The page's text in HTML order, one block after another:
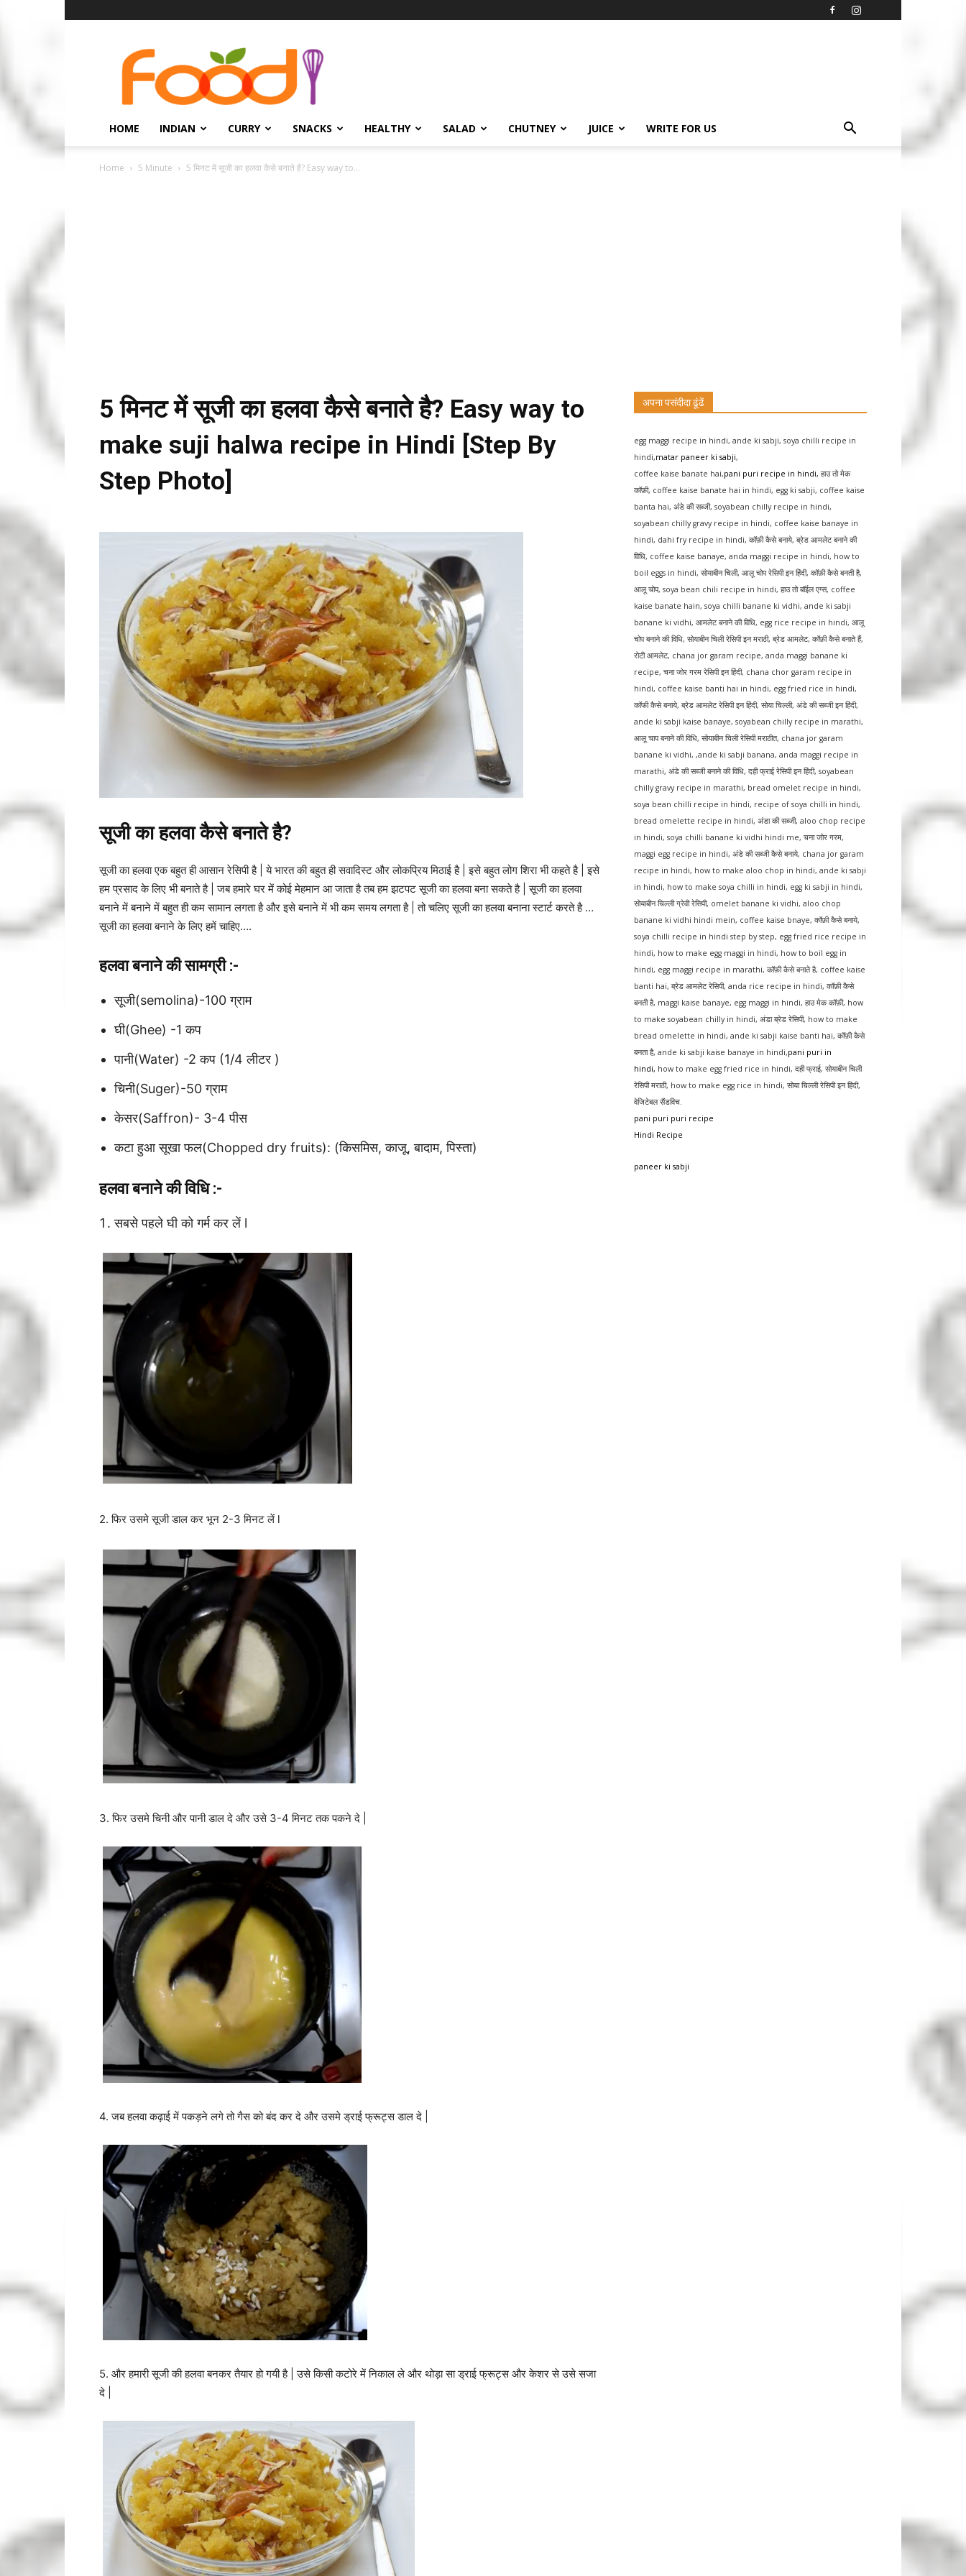
हिंदी
रेसिपी
HOME INDIAN CURRY SNACKS HEALTHY SALAD CHUTNEY JUICE WRITE FOR US
Home 5 Minute 5 मिनट में सूजी का हलवा कैसे बनाते है? Easy way to...
5 मिनट में सूजी का हलवा कैसे बनाते है? Easy way to
make suji halwa recipe in Hindi [Step By
Step Photo]
सूजी का हलवा कैसे बनाते है?
सूजी का हलवा एक बहुत ही आसान रेसिपी है | ये भारत की बहुत ही सवादिस्ट और लोकप्रिय मिठाई है | इसे बहुत लोग शिरा भी कहते है | इसे
हम प्रसाद के लिए भी बनाते है | जब हमारे घर में कोई मेहमान आ जाता है तब हम झटपट सूजी का हलवा बना सकते है | सूजी का हलवा
बनाने में बनाने में बहुत ही कम सामान लगता है और इसे बनाने में भी कम समय लगता है | तो चलिए सूजी का हलवा बनाना स्टार्ट करते है …
सूजी का हलवा बनाने के लिए हमें चाहिए….
हलवा बनाने की सामग्री :-
सूजी(semolina)-100 ग्राम
घी(Ghee) -1 कप
पानी(Water) -2 कप (1/4 लीटर )
चिनी(Suger)-50 ग्राम
केसर(Saffron)- 3-4 पीस
कटा हुआ सूखा फल(Chopped dry fruits): (किसमिस, काजू, बादाम, पिस्ता)
हलवा बनाने की विधि :-
सबसे पहले घी को गर्म कर लें l
2. फिर उसमे सूजी डाल कर भून 2-3 मिनट लें l
3. फिर उसमे चिनी और पानी डाल दे और उसे 3-4 मिनट तक पकने दे |
4. जब हलवा कढ़ाई में पकड़ने लगे तो गैस को बंद कर दे और उसमे ड्राई फ्रूट्स डाल दे |
5. और हमारी सूजी की हलवा बनकर तैयार हो गयी है | उसे किसी कटोरे में निकाल ले और थोड़ा सा ड्राई फ्रूट्स और केशर से उसे सजा
दे |
अपना पसंदीदा ढूंढें
egg maggi recipe in hindi, ande ki sabji, soya chilli recipe in
hindi,matar paneer ki sabji,
coffee kaise banate hai,pani puri recipe in hindi, हाउ तो मेक
कॉफ़ी, coffee kaise banate hai in hindi, egg ki sabji, coffee kaise
banta hai, अंडे की सब्जी, soyabean chilly recipe in hindi,
soyabean chilly gravy recipe in hindi, coffee kaise banaye in
hindi, dahi fry recipe in hindi, कॉफ़ी कैसे बनाये, ब्रेड आमलेट बनाने की
विधि, coffee kaise banaye, anda maggi recipe in hindi, how to
boil eggs in hindi, सोयाबीन चिली, आलू चोप रेसिपी इन हिंदी, कॉफ़ी कैसे बनती है,
आलू चोप, soya bean chili recipe in hindi, हाउ तो बॉईल एग्स, coffee
kaise banate hain, soya chilli banane ki vidhi, ande ki sabji
banane ki vidhi, आमलेट बनाने की विधि, egg rice recipe in hindi, आलू
चोप बनाने की विधि, सोयाबीन चिली रेसिपी इन मराठी, ब्रेड आमलेट, कॉफ़ी कैसे बनाते हैं,
रोटी आमलेट, chana jor garam recipe, anda maggi banane ki
recipe, चना जोर गरम रेसिपी इन हिंदी, chana chor garam recipe in
hindi, coffee kaise banti hai in hindi, egg fried rice in hindi,
कॉफी कैसे बनाये, ब्रेड आमलेट रेसिपी इन हिंदी, सोया चिल्ली, अंडे की सब्जी इन हिंदी,
ande ki sabji kaise banaye, soyabean chilly recipe in marathi,
आलू चाप बनाने की विधि, सोयाबीन चिली रेसिपी मराठीत, chana jor garam
banane ki vidhi, ,ande ki sabji banana, anda maggi recipe in
marathi, अंडे की सब्जी बनाने की विधि, दही फ्राई रेसिपी इन हिंदी, soyabean
chilly gravy recipe in marathi, bread omelet recipe in hindi,
soya bean chilli recipe in hindi, recipe of soya chilli in hindi,
bread omelette recipe in hindi, अंडा की सब्जी, aloo chop recipe
in hindi, soya chilli banane ki vidhi hindi me, चना जोर गरम,
maggi egg recipe in hindi, अंडे की सब्जी कैसे बनाये, chana jor garam
recipe in hindi, how to make aloo chop in hindi, ande ki sabji
in hindi, how to make soya chilli in hindi, egg ki sabji in hindi,
सोयाबीन चिल्ली ग्रेवी रेसिपी, omelet banane ki vidhi, aloo chop
banane ki vidhi hindi mein, coffee kaise bnaye, कॉफ़ी कैसे बनाये,
soya chilli recipe in hindi step by step, egg fried rice recipe in
hindi, how to make egg maggi in hindi, how to boil egg in
hindi, egg maggi recipe in marathi, कॉफ़ी कैसे बनाते है, coffee kaise
banti hai, ब्रेड आमलेट रेसिपी, anda rice recipe in hindi, कॉफ़ी कैसे
बनती है, maggi kaise banaye, egg maggi in hindi, हाउ मेक कॉफ़ी, how
to make soyabean chilly in hindi, अंडा ब्रेड रेसिपी, how to make
bread omelette in hindi, ande ki sabji kaise banti hai, कॉफ़ी कैसे
बनता है, ande ki sabji kaise banaye in hindi,pani puri in
hindi, how to make egg fried rice in hindi, दही फ्राई, सोयाबीन चिली
रेसिपी मराठी, how to make egg rice in hindi, सोया चिल्ली रेसिपी इन हिंदी,
वेजिटेबल सैंडविच.
pani puri puri recipe
Hindi Recipe
paneer ki sabji